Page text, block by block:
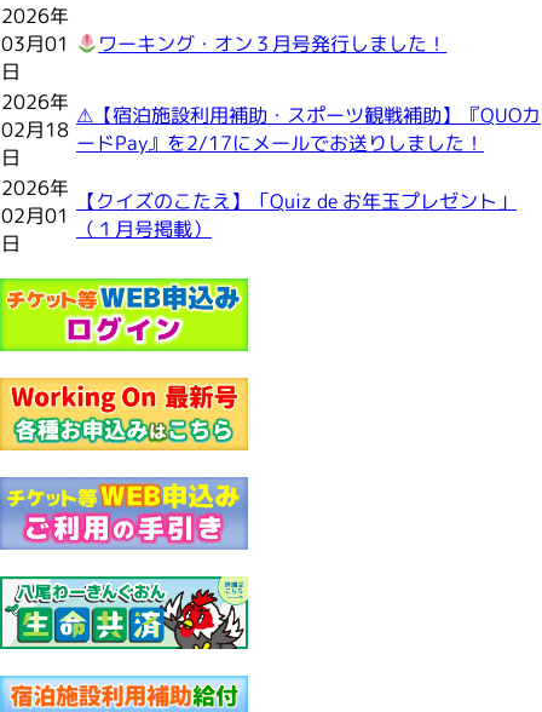
2026年
03月01
日
ワーキング・オン３月号発行しました！
2026年
02月18
日
⚠【宿泊施設利用補助・スポーツ観戦補助】『QUOカ
ードPay』を2/17にメールでお送りしました！
2026年
02月01
日
【クイズのこたえ】「Quiz de お年玉プレゼント」
（１月号掲載）